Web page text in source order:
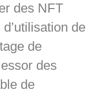
des NFT
de
de
des
de